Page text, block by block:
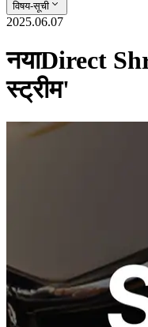
विषय-सूची
2025.06.07
नयाDirect
स्ट्रीम'